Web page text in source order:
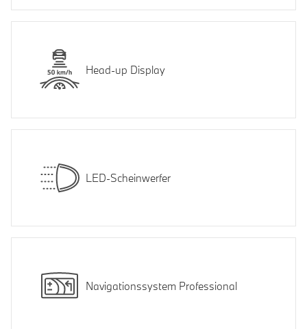
Head-up Display
LED-Scheinwerfer
Navigationssystem Professional